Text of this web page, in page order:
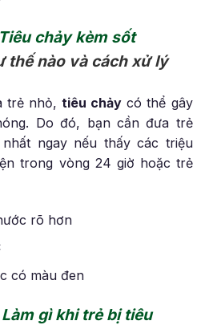
Tiêu chảy kèm sốt
thế nào và cách xử lý
trẻ nhỏ,tiêu chảy có thể gây
Do đó, bạn cần đưa trẻ
ngay nếu thấy các triệu
trong vòng 24 giờ hoặc trẻ
rõ hơn
có màu đen
Làm gì khi trẻ bị tiêu